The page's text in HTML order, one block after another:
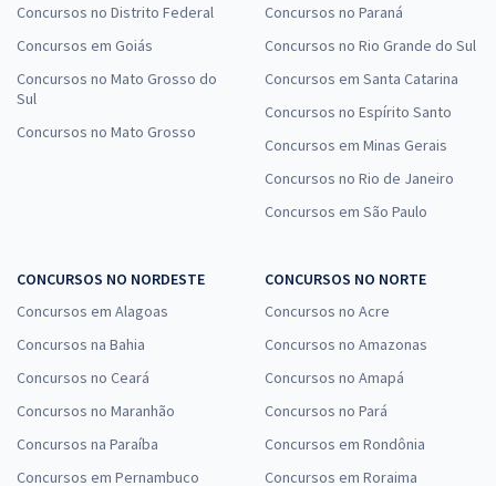
Concursos no Distrito Federal
Concursos em Goiás
Concursos no Mato Grosso do
Sul
Concursos no Mato Grosso
Concursos no Paraná
Concursos no Rio Grande do Sul
Concursos em Santa Catarina
Concursos no Espírito Santo
Concursos em Minas Gerais
Concursos no Rio de Janeiro
Concursos em São Paulo
CONCURSOS NO NORDESTE
Concursos em Alagoas
Concursos na Bahia
Concursos no Ceará
Concursos no Maranhão
Concursos na Paraíba
Concursos em Pernambuco
CONCURSOS NO NORTE
Concursos no Acre
Concursos no Amazonas
Concursos no Amapá
Concursos no Pará
Concursos em Rondônia
Concursos em Roraima